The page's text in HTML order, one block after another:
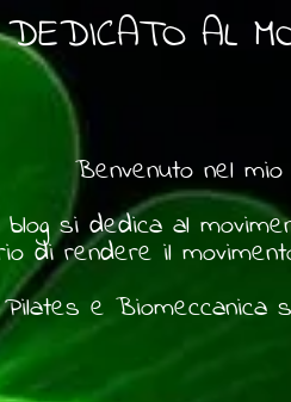
AL
Benvenuto nel
si dedica al
di rendere il
Pilates e Biomeccanica